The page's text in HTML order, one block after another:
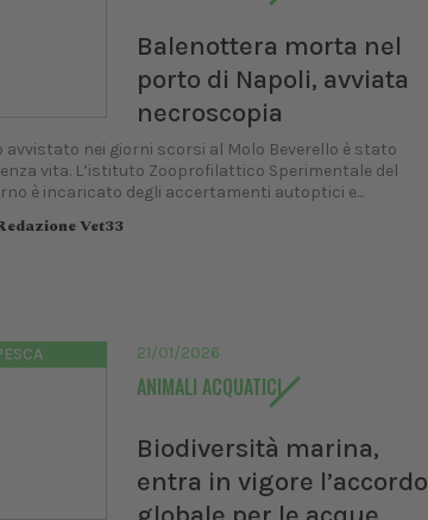
Balenottera morta nel
porto di Napoli, avviata
necroscopia
avvistato nei giorni scorsi al Molo Beverello è stato
vita. L’istituto Zooprofilattico Sperimentale del
è incaricato degli accertamenti autoptici e...
Vet33
21/01/2026
ANIMALI ACQUATICI
Biodiversità marina,
entra in vigore l’accordo